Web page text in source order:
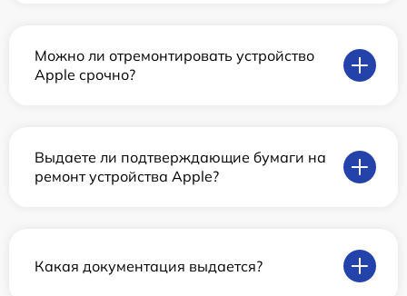
Можно ли отремонтировать устройство
Apple срочно?
Выдаете ли подтверждающие бумаги на
ремонт устройства Apple?
Какая документация выдается?